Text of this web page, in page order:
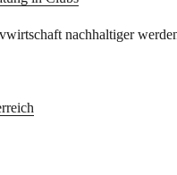
nachhaltiger